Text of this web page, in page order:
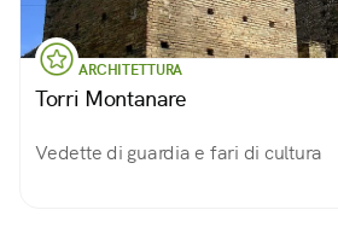
ARCHITETTURA
Torri Montanare
Vedette di guardia e fari di cultura